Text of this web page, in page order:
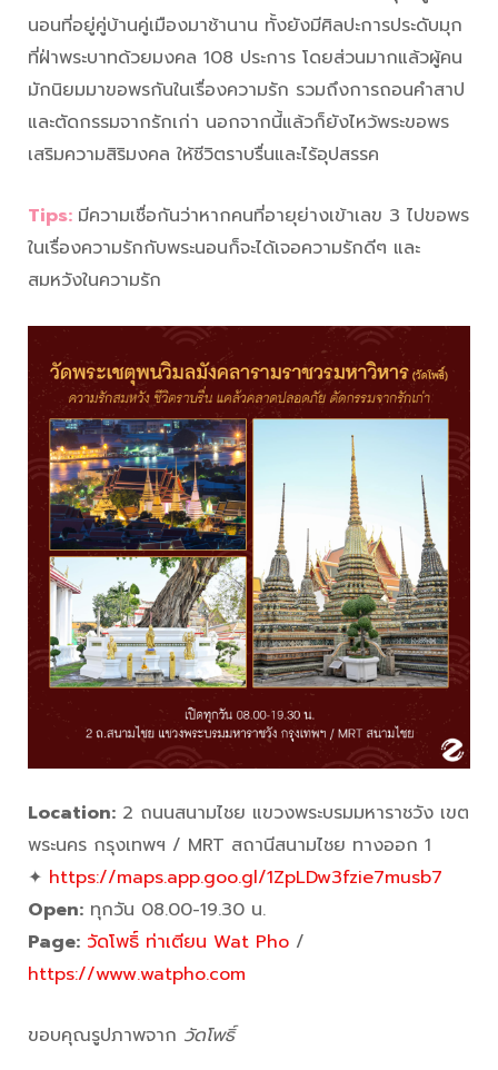
นอนที่อยู่คู่บ้านคู่เมืองมาช้านาน ทั้งยังมีศิลปะการประดับมุก
ที่ฝ่าพระบาทด้วยมงคล 108 ประการ โดยส่วนมากแล้วผู้คน
มักนิยมมาขอพรกันในเรื่องความรัก รวมถึงการถอนคำสาป
และตัดกรรมจากรักเก่า นอกจากนี้แล้วก็ยังไหว้พระขอพร
เสริมความสิริมงคล ให้ชีวิตราบรื่นและไร้อุปสรรค
Tips: มีความเชื่อกันว่าหากคนที่อายุย่างเข้าเลข 3 ไปขอพร
ในเรื่องความรักกับพระนอนก็จะได้เจอความรักดีๆ และ
สมหวังในความรัก
Location: 2 ถนนสนามไชย แขวงพระบรมมหาราชวัง เขต
พระนคร กรุงเทพฯ / MRT สถานีสนามไชย ทางออก 1
✦ https://maps.app.goo.gl/1ZpLDw3fzie7musb7
Open: ทุกวัน 08.00-19.30 น.
Page: วัดโพธิ์ ท่าเตียน Wat Pho /
https://www.watpho.com
ขอบคุณรูปภาพจาก วัดโพธิ์